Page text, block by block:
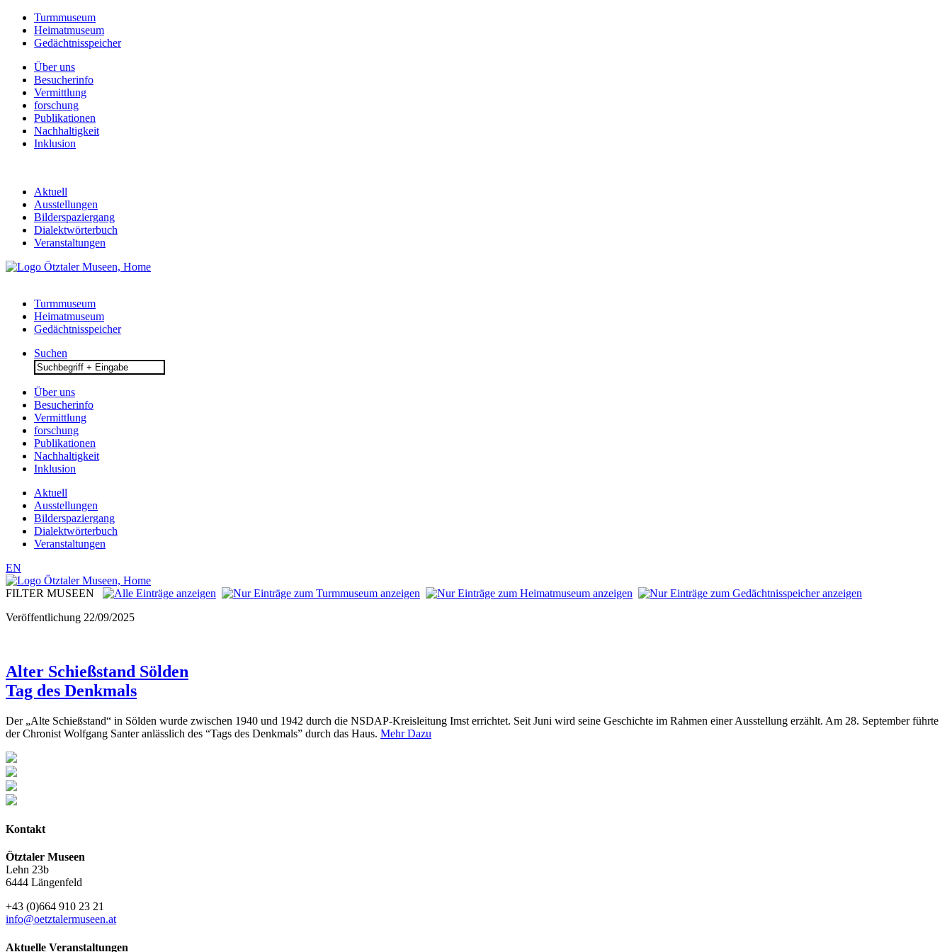
Turmmuseum
Heimatmuseum
Gedächtnisspeicher
Über uns
Besucherinfo
Vermittlung
forschung
Publikationen
Nachhaltigkeit
Inklusion
Aktuell
Ausstellungen
Bilderspaziergang
Dialektwörterbuch
Veranstaltungen
Turmmuseum
Heimatmuseum
Gedächtnisspeicher
Suchen
Search
for:
Über uns
Besucherinfo
Vermittlung
forschung
Publikationen
Nachhaltigkeit
Inklusion
Aktuell
Ausstellungen
Bilderspaziergang
Dialektwörterbuch
Veranstaltungen
EN
FILTER MUSEEN
Veröffentlichung 22/09/2025
Alter Schießstand Sölden
Tag des Denkmals
Der „Alte Schießstand“ in Sölden wurde zwischen 1940 und 1942 durch die NSDAP-Kreisleitung Imst errichtet. Seit Juni wird seine Geschichte im Rahmen einer Ausstellung erzählt. Am 28. September führte
der Chronist Wolfgang Santer anlässlich des “Tags des Denkmals” durch das Haus. Mehr Dazu
Kontakt
Ötztaler Museen
Lehn 23b
6444 Längenfeld
+43 (0)664 910 23 21
info@oetztalermuseen.at
Aktuelle Veranstaltungen